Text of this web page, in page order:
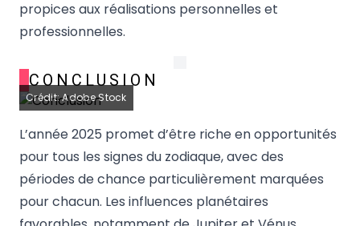
propices aux réalisations personnelles et
professionnelles.
CONCLUSION
Crédit: Adobe Stock
L’année 2025 promet d’être riche en opportunités
pour tous les signes du zodiaque, avec des
périodes de chance particulièrement marquées
pour chacun. Les influences planétaires